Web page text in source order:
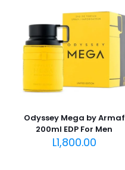
Odyssey Mega by Armaf
200ml EDP For Men
L1,800.00